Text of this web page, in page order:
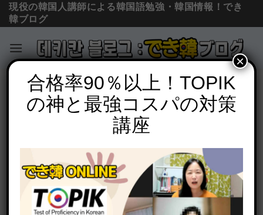
Skip
content
現役の韓国人講師による韓国語勉強・韓国情報！でき
韓ブログ
コラム＆ニュース
韓国語で개（犬）はNGワード？韓国で
犬が悪口になった理由、犬を食べる理由
POSTED ON2024年8月21日 BYでき韓 パク先生
合格率90％以上！TOPIK
の神と最強コスパの対策
講座
×